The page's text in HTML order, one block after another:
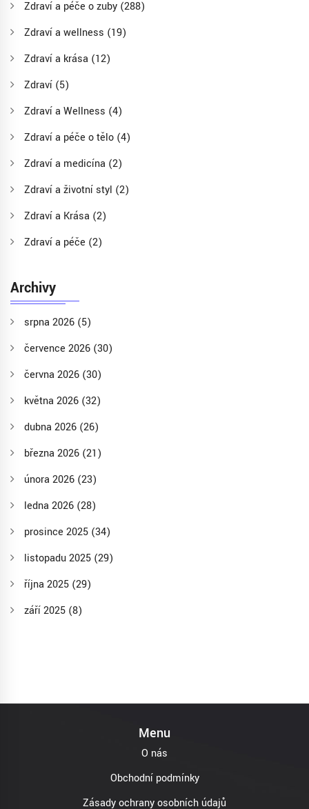
Zdraví a péče o zuby (288)
Zdraví a wellness (19)
Zdraví a krása (12)
Zdraví (5)
Zdraví a Wellness (4)
Zdraví a péče o tělo (4)
Zdraví a medicína (2)
Zdraví a životní styl (2)
Zdraví a Krása (2)
Zdraví a péče (2)
Archivy
srpna 2026 (5)
července 2026 (30)
června 2026 (30)
května 2026 (32)
dubna 2026 (26)
března 2026 (21)
února 2026 (23)
ledna 2026 (28)
prosince 2025 (34)
listopadu 2025 (29)
října 2025 (29)
září 2025 (8)
Menu
O nás
Obchodní podmínky
Zásady ochrany osobních údajů